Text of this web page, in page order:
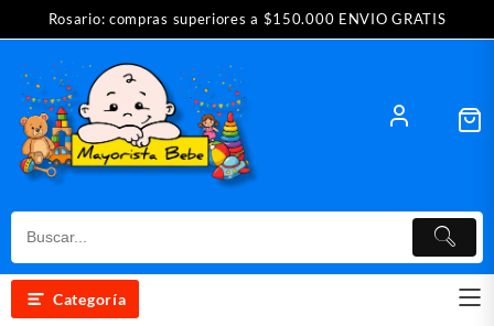
Rosario: compras superiores a $150.000 ENVIO GRATIS
Categoría